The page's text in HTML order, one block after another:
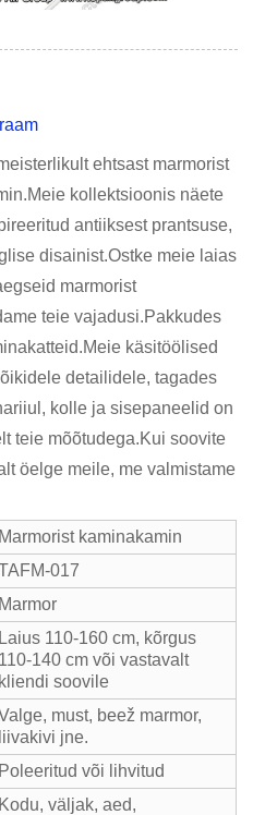
ehtsast marmorist
kollektsioonis näete
antiiksest prantsuse,
disainist.Ostke meie laias
marmorist
teie vajadusi.Pakkudes
käsitöölised
detailidele, tagades
kolle ja sisepaneelid on
teie mõõtudega.Kui soovite
öelge meile, me valmistame
Marmorist kaminakamin
017
Marmor
Laius 110-160 cm, kõrgus
110-140 cm või vastavalt
kliendi soovile
must, beež marmor,
liivakivi jne.
Poleeritud või lihvitud
Kodu, väljak, aed,